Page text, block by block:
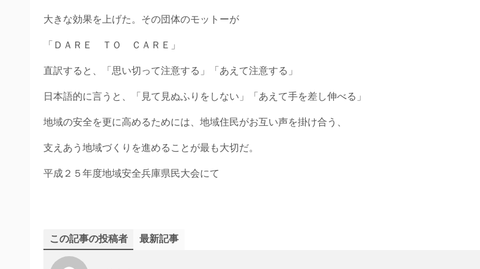
大きな効果を上げた。その団体のモットーが
「ＤＡＲＥ ＴＯ ＣＡＲＥ」
直訳すると、「思い切って注意する」「あえて注意する」
日本語的に言うと、「見て見ぬふりをしない」「あえて手を差し伸べる」
地域の安全を更に高めるためには、地域住民がお互い声を掛け合う、
支えあう地域づくりを進めることが最も大切だ。
平成２５年度地域安全兵庫県民大会にて
この記事の投稿者 最新記事